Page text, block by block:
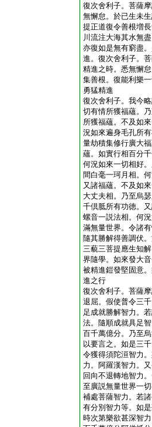
復次舍利子。菩薩
無懈怠。於已生未
提正道復令善根増
川流注大海其水無
亦復如是無有窮盡
進。復次舍利子。
精進之時。悉無懈
集善根。復能利樂
勇猛精進
復次舍利子。我今
切有情所獲福蘊。
所獲福蘊。不及如
況如來遍身毛孔所
量劫積集修行廣大
蘊。如實行相百分
何況如來一切相好
間白毫一珂月相。
又諸福蘊。不及如
大丈夫相。乃至烏
千倶胝所有功徳。
螺音一説法相。何
滿無量世界。令諸
隨其勝解得善調伏
三藐三菩提應生知
界隨學。如來發大
被精進鎧發堅固意
進之行
復次舍利子。菩薩
退屈。假使普令三
足成就勝解智力。
法。隨順成就具足
百千萬億分。乃至
以要言之。如是三
令獲得須陀洹智力
力。阿羅漢智力。
回向不退轉地智力
至廣説無量世界一
補處菩薩智力。若
有分別智力等。如
時次第樂欲甚深智